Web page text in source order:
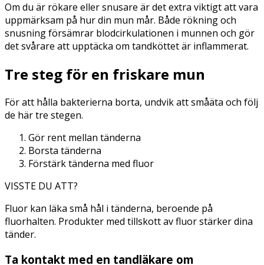
Om du är rökare eller snusare är det extra viktigt att vara
uppmärksam på hur din mun mår. Både rökning och
snusning försämrar blodcirkulationen i munnen och gör
det svårare att upptäcka om tandköttet är inflammerat.
Tre steg för en friskare mun
För att hålla bakterierna borta, undvik att småäta och följ
de här tre stegen.
Gör rent mellan tänderna
Borsta tänderna
Förstärk tänderna med fluor
VISSTE DU ATT?
Fluor kan läka små hål i tänderna, beroende på
fluorhalten. Produkter med tillskott av fluor stärker dina
tänder.
Ta kontakt med en tandläkare om